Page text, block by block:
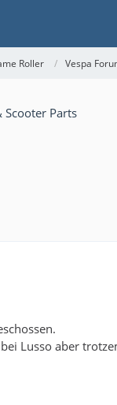
Roller Vespa
Lusso aber